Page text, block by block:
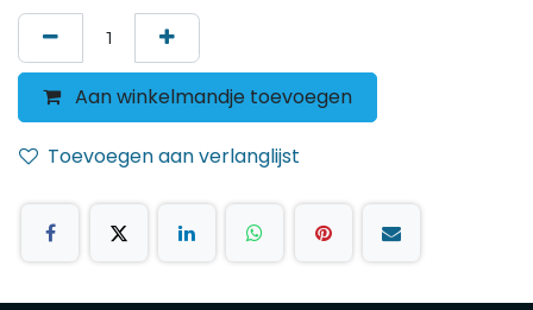
Aan winkelmandje toevoegen
Toevoegen aan verlanglijst